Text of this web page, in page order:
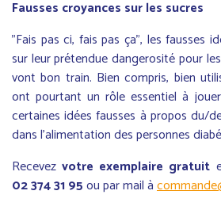
Fausses croyances sur les sucres
"Fais pas ci, fais pas ça", les fausses
sur leur prétendue dangerosité pour
vont bon train. Bien compris, bien
ont pourtant un rôle essentiel à
certaines idées fausses à propos du/
dans l'alimentation des personnes
Recevezvotre exemplaire gratuit
02 374 31 95ou par mail à